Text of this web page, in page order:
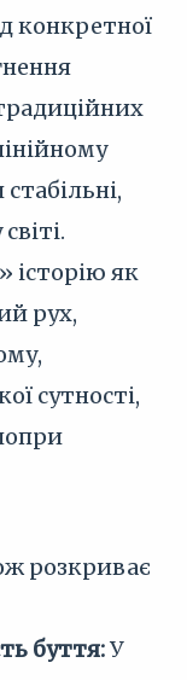
конкретної
історію як
рух,
сутності,
розкриває
буття:У